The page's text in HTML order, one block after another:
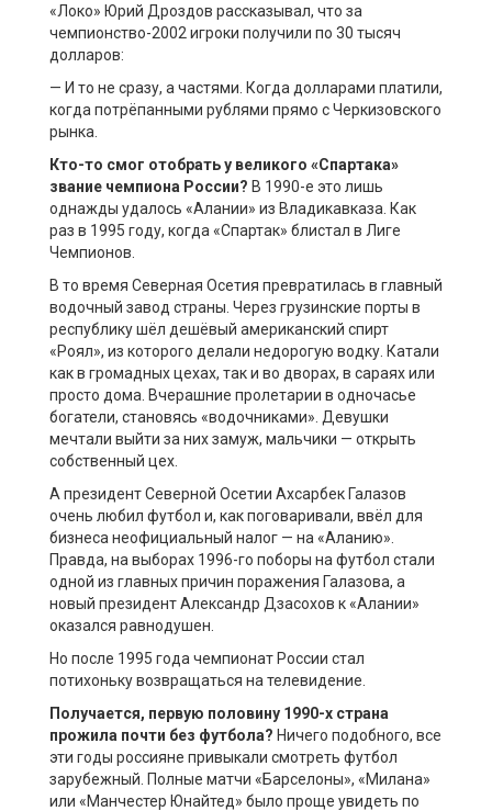
«Локо» Юрий Дроздов рассказывал, что за
чемпионство-2002 игроки получили по 30 тысяч
долларов:
— И то не сразу, а частями. Когда долларами платили,
когда потрёпанными рублями прямо с Черкизовского
рынка.
Кто-то смог отобрать у великого «Спартака»
звание чемпиона России? В 1990-е это лишь
однажды удалось «Алании» из Владикавказа. Как
раз в 1995 году, когда «Спартак» блистал в Лиге
Чемпионов.
В то время Северная Осетия превратилась в главный
водочный завод страны. Через грузинские порты в
республику шёл дешёвый американский спирт
«Роял», из которого делали недорогую водку. Катали
как в громадных цехах, так и во дворах, в сараях или
просто дома. Вчерашние пролетарии в одночасье
богатели, становясь «водочниками». Девушки
мечтали выйти за них замуж, мальчики — открыть
собственный цех.
А президент Северной Осетии Ахсарбек Галазов
очень любил футбол и, как поговаривали, ввёл для
бизнеса неофициальный налог — на «Аланию».
Правда, на выборах 1996-го поборы на футбол стали
одной из главных причин поражения Галазова, а
новый президент Александр Дзасохов к «Алании»
оказался равнодушен.
Но после 1995 года чемпионат России стал
потихоньку возвращаться на телевидение.
Получается, первую половину 1990-х страна
прожила почти без футбола? Ничего подобного, все
эти годы россияне привыкали смотреть футбол
зарубежный. Полные матчи «Барселоны», «Милана»
или «Манчестер Юнайтед» было проще увидеть по